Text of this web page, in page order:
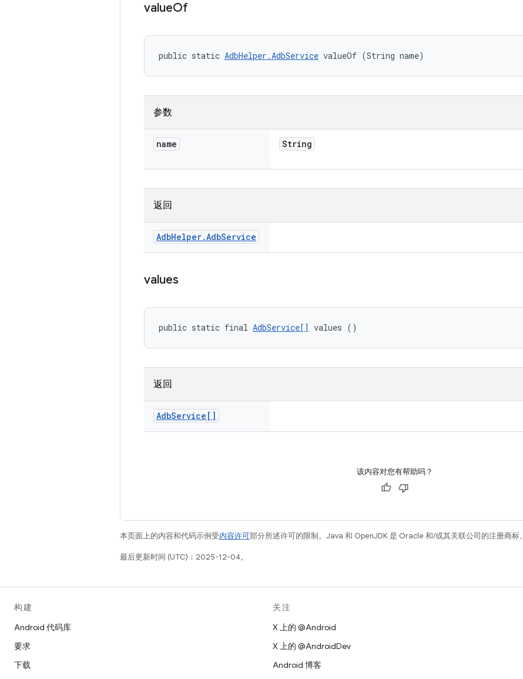
valueOf
public static AdbHelper.AdbService valueOf (String name)
参数
name String
返回
AdbHelper.AdbService
values
public static final AdbService[] values ()
返回
AdbService[]
该内容对您有帮助吗？
本页面上的内容和代码示例受内容许可部分所述许可的限制。Java 和 OpenJDK 是 Oracle 和/或其关联公司的注册商标。
最后更新时间 (UTC)：2025-12-04。
构建
Android 代码库
要求
下载
关注
X 上的 @Android
X 上的 @AndroidDev
Android 博客